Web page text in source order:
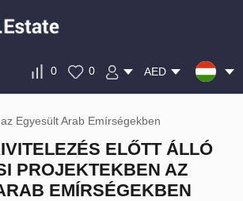
0 0 AED
Egyesült Arab Emírségekben
ELŐTT ÁLLÓ
PROJEKTEKBEN AZ
EMÍRSÉGEKBEN